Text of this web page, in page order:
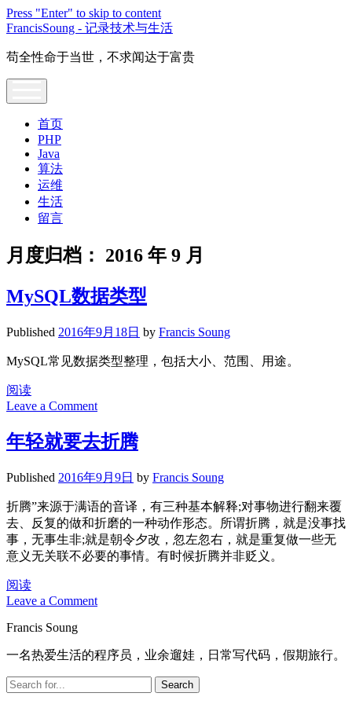
Press "Enter" to skip to content
FrancisSoung - 记录技术与生活
苟全性命于当世，不求闻达于富贵
首页
PHP
Java
算法
运维
生活
留言
月度归档： 2016 年 9 月
MySQL数据类型
Published 2016年9月18日 by Francis Soung
MySQL常见数据类型整理，包括大小、范围、用途。
阅读MySQL
数
类
型
Leave a Comment
年轻就要去折腾
Published 2016年9月9日 by Francis Soung
折腾”来源于满语的音译，有三种基本解释;对事物进行翻来覆
去、反复的做和折磨的一种动作形态。所谓折腾，就是没事找
事，无事生非;就是朝令夕改，忽左忽右，就是重复做一些无
意义无关联不必要的事情。有时候折腾并非贬义。
阅读年
轻
要
去
腾
Leave a Comment
Sidebar
Francis Soung
一名热爱生活的程序员，业余遛娃，日常写代码，假期旅行。
Search